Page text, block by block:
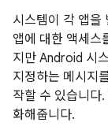
시스템이 각 앱을
앱에 대한 액세스
지만 Android 시
지정하는 메시지
작할 수 있습니다
화해줍니다.